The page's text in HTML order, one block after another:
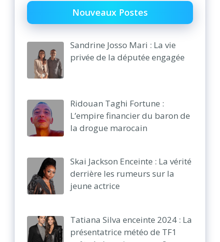
Nouveaux Postes
Sandrine Josso Mari : La vie
privée de la députée engagée
Ridouan Taghi Fortune :
L’empire financier du baron de
la drogue marocain
Skai Jackson Enceinte : La vérité
derrière les rumeurs sur la
jeune actrice
Tatiana Silva enceinte 2024 : La
présentatrice météo de TF1